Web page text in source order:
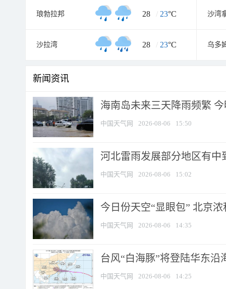
琅勃拉邦 28 / 23°C 沙湾
沙拉湾 28 / 23°C 乌多
新闻资讯
海南岛未来三天降雨频繁
中国天气网 2026-08-06 15:50
河北雷雨发展部分地区有中
中国天气网 2026-08-06 15:02
今日份天空“显眼包” 北京
中国天气网 2026-08-06 14:35
台风“白海豚”将登陆华东沿
中国天气网 2026-08-06 14:25